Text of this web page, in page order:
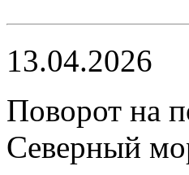
13.04.2026
Поворот на
Северный